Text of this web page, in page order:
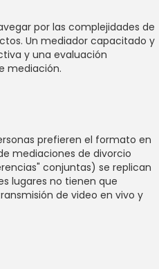
por las complejidades de
Un mediador capacitado y
y una evaluación
mediación.
prefieren el formato en
mediaciones de divorcio
conjuntas) se replican
lugares no tienen que
de video en vivo y